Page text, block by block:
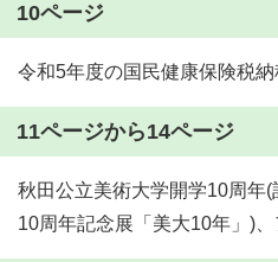
10ページ
令和5年度の国民健康保険税
11ページから14ページ
秋田公立美術大学開学10周年
10周年記念展「美大10年」)